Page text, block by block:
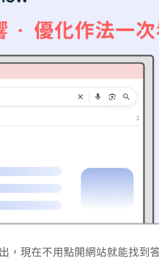
現在不用點開網站就能找到